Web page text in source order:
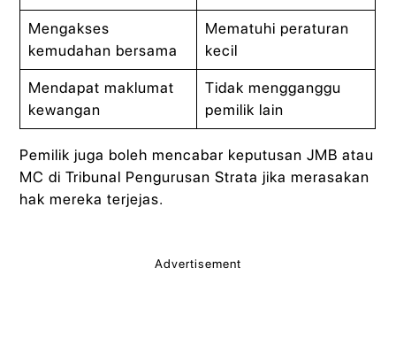
Mengakses
kemudahan bersama
Mematuhi peraturan
kecil
Mendapat maklumat
kewangan
Tidak mengganggu
pemilik lain
Pemilik juga boleh mencabar keputusan JMB atau
MC di Tribunal Pengurusan Strata jika merasakan
hak mereka terjejas.
Advertisement